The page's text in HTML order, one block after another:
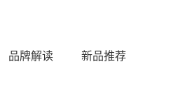
品牌解读 新品推荐